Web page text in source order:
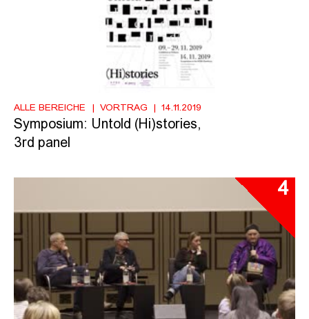
ALLE BEREICHE VORTRAG 14.11.2019
Symposium: Untold (Hi)stories,
3rd panel
4